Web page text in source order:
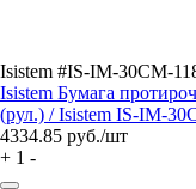
Isistem #IS-IM-30СМ-
Isistem Бумага
(рул.) / Isistem IS-IM-
4334.85 руб./шт
+ 1 -